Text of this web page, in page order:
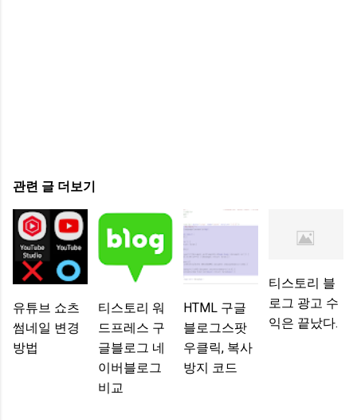
관련 글 더보기
유튜브 쇼츠
썸네일 변경
방법
티스토리 워
드프레스 구
글블로그 네
이버블로그
비교
HTML 구글
블로그스팟
우클릭, 복사
방지 코드
티스토리 블
로그 광고 수
익은 끝났다.